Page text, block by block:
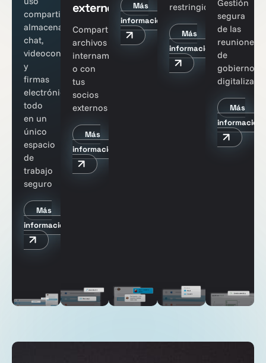
compartido,
almacenamiento,
chat,
videoconferencias
y
firmas
electrónicas,
todo
en un
único
espacio
de
trabajo
seguro
Más
información
externo
Compartir
archivos
internamente
o con
tus
socios
externos
Más
información
Más
información
restringidos
Más
información
Gestión
segura
de las
reuniones
de
gobierno
Más
información